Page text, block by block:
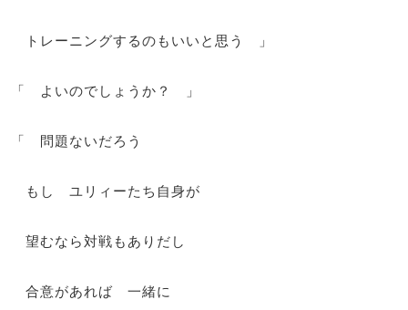
トレーニングするのもいいと思う 」
「 よいのでしょうか？ 」
「 問題ないだろう
もし ユリィーたち自身が
望むなら対戦もありだし
合意があれば 一緒に